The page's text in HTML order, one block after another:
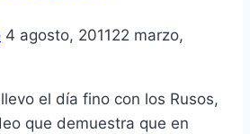
4 agosto, 201122 marzo,
el dí­a fino con los Rusos,
que demuestra que en